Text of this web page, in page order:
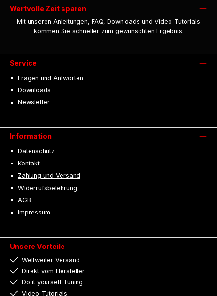
Wertvolle Zeit sparen
Mit unseren Anleitungen, FAQ, Downloads und Video-Tutorials
kommen Sie schneller zum gewünschten Ergebnis.
Service
Fragen und Antworten
Downloads
Newsletter
Information
Datenschutz
Kontakt
Zahlung und Versand
Widerrufsbelehrung
AGB
Impressum
Unsere Vorteile
Weltweiter Versand
Direkt vom Hersteller
Do it yourself Tuning
Video-Tutorials